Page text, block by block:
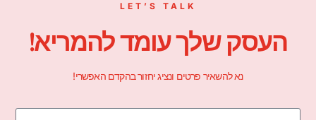
LET’S TALK
העסק שלך עומד להמריא!
נא להשאיר פרטים ונציג יחזור בהקדם האפשרי!